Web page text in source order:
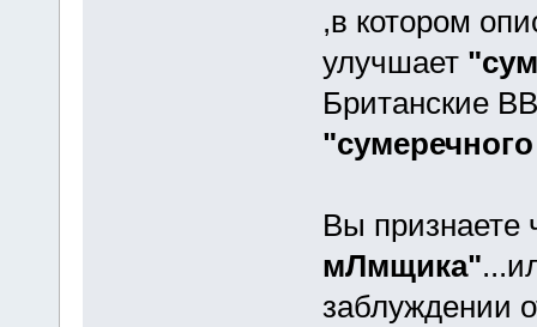
,в котором
улучшает
Британские
Вы признаете
мЛмщика"
заблуждении